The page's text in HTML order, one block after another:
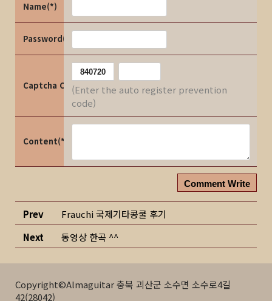
Name(*)
Password(*)
Captcha Code(Enter the auto register prevention
code)
Content(*)
Comment Write
Prev
Frauchi 국제기타콩쿨 후기
Next
동영상 한곡 ^^
Copyright©Almaguitar 충북 괴산군 소수면 소수로4길
42(28042)